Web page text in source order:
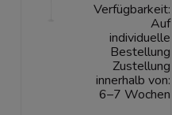
Verfügbarkeit:
Auf
individuelle
Bestellung
Zustellung
innerhalb von:
6–7 Wochen